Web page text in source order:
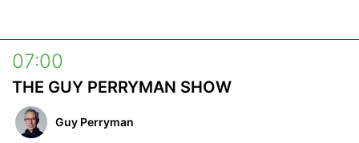
月曜日〜金曜日 6:52 / 9:55 / 10:28
月曜日～木曜日 17:27 / 18:27
土曜日 10:55 / 13:55 / 17:40
日曜日 10:55 / 15:55
都内で最初に外国人向けに放送を開始したのが品川区です。
[言語 - Languages]
Mon. - Chinese
07:00
THE GUY PERRYMAN SHOW
Guy Perryman